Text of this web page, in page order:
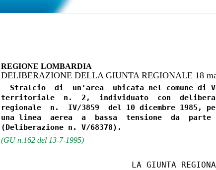
REGIONE LOMBARDIA
DELIBERAZIONE DELLA GIUNTA REGIONALE 18
Stralcio  di  un'area  ubicata nel comune di
territoriale  n.  2,  individuato  con
regionale  n.  IV/3859  del 10 dicembre 1985,
una linea  aerea  a  bassa  tensione  da  parte
(GU n.162 del 13-7-1995)
LA GIUNTA